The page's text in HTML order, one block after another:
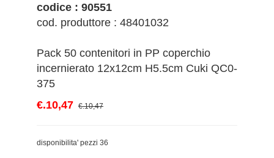
codice : 90551
cod. produttore : 48401032
Pack 50 contenitori in PP coperchio
incernierato 12x12cm H5.5cm Cuki QC0-
375
€.10,47 €.10,47
disponibilita' pezzi 36